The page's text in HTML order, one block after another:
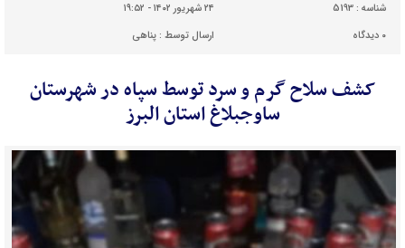
شناسه : 5193
۲۴ شهریور ۱۴۰۲ - ۱۹:۵۲
۰ دیدگاه ارسال توسط :پناهی
کشف سلاح گرم و سرد توسط سپاه در شهرستان
ساوجبلاغ استان البرز